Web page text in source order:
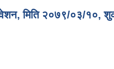
मिति २०७९/०३/१०,